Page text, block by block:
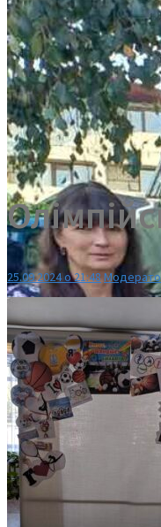
25.09.2024 о 21:48